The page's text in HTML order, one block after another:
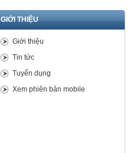
GIỚI THIỆU
Giới thiệu
Tin tức
Tuyển dụng
Xem phiên bản mobile